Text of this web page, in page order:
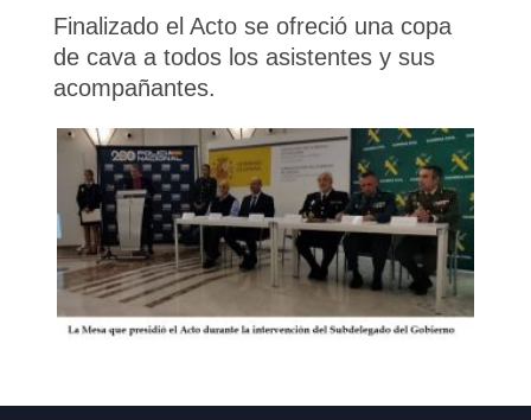
Finalizado el Acto se ofreció una copa
de cava a todos los asistentes y sus
acompañantes.